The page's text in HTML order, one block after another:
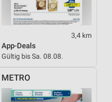
3,4 km
App-Deals
Gültig bis Sa. 08.08.
METRO